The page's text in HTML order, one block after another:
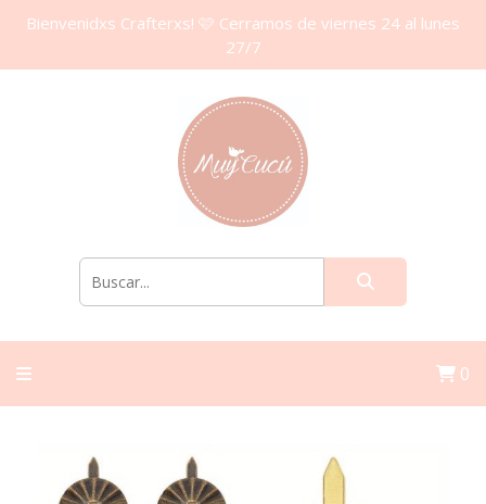
Bienvenidxs Crafterxs! 🩷 Cerramos de viernes 24 al lunes
27/7
0